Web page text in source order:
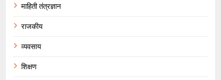
माहिती तंत्रज्ञान
राजकीय
व्यवसाय
शिक्षण